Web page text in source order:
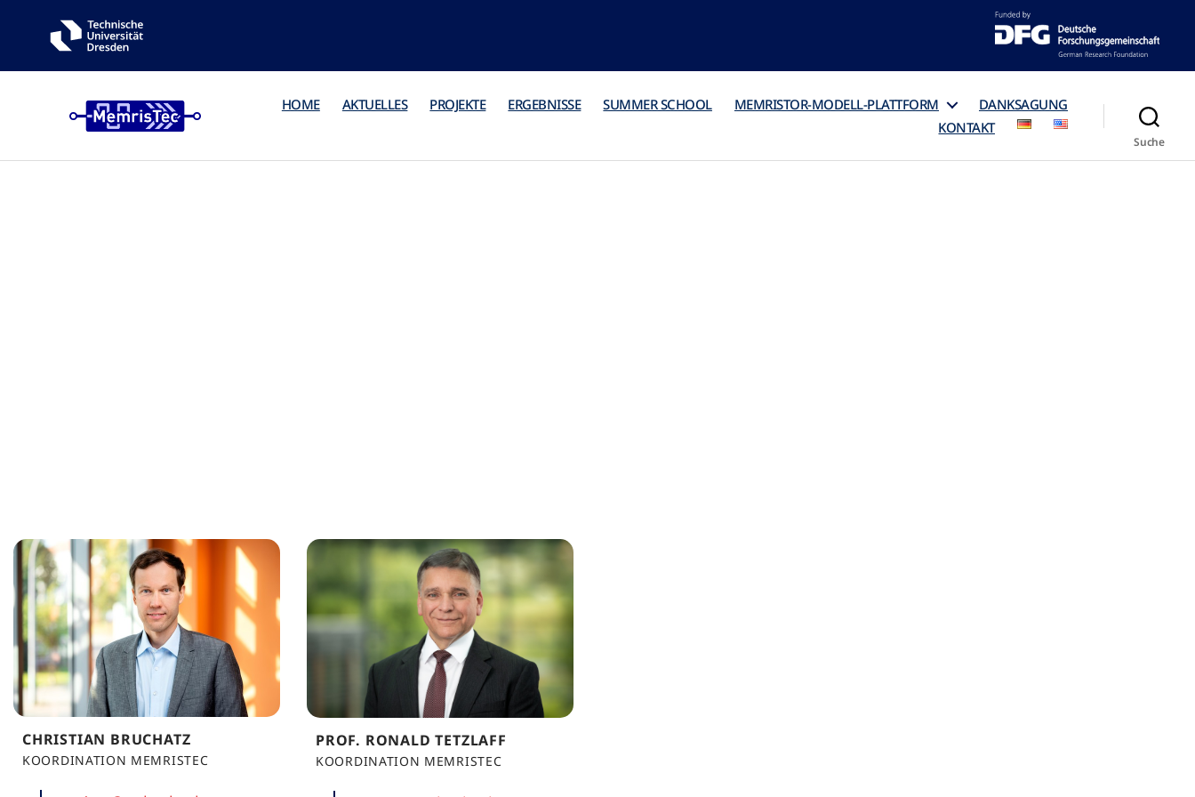
HOME AKTUELLES PROJEKTE ERGEBNISSE SUMMER SCHOOL MEMRISTOR-MODELL-PLATTFORM
DANKSAGUNG
KONTAKT
Suche
CHRISTIAN BRUCHATZ
KOORDINATION MEMRISTEC
PROF. RONALD TETZLAFF
KOORDINATION MEMRISTEC